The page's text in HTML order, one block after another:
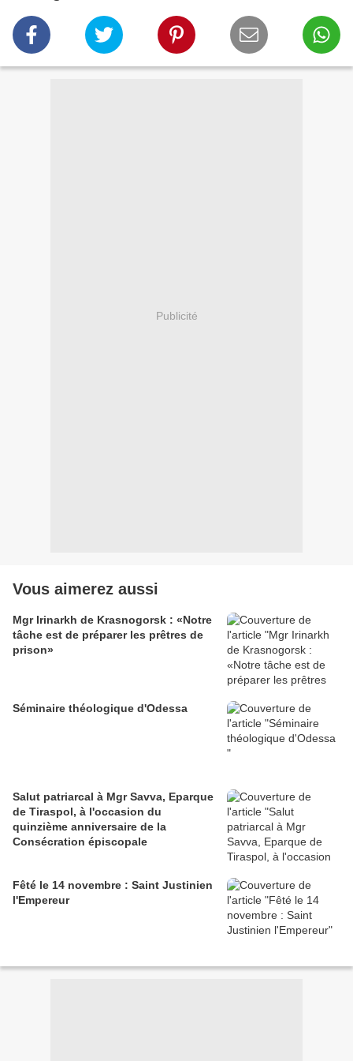
Publicité
Vous aimerez aussi
Mgr Irinarkh de Krasnogorsk : «Notre
tâche est de préparer les prêtres de
prison»
Séminaire théologique d'Odessa
Salut patriarcal à Mgr Savva, Eparque
de Tiraspol, à l'occasion du
quinzième anniversaire de la
Consécration épiscopale
Fêté le 14 novembre : Saint Justinien
l'Empereur